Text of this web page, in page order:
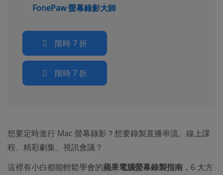
FonePaw 螢幕錄影大師
限時 7 折
限時 7 折
想要定時進行 Mac 螢幕錄影？想要錄製直播串流、線上課
程、精彩劇集、視訊會議？
這裡有小白都能輕鬆學會的蘋果電腦螢幕錄製指南 ，6 大方